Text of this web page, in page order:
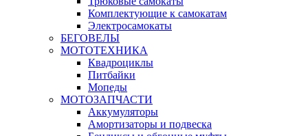
Комплектующие к самокатам
Электросамокаты
БЕГОВЕЛЫ
МОТОТЕХНИКА
Квадроциклы
Питбайки
Мопеды
МОТОЗАПЧАСТИ
Аккумуляторы
Амортизаторы и подвеска